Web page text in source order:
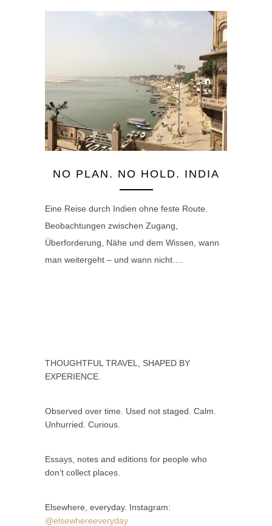
NO PLAN. NO HOLD. INDIA
Eine Reise durch Indien ohne feste Route.
Beobachtungen zwischen Zugang,
Überforderung, Nähe und dem Wissen, wann
man weitergeht – und wann nicht.…
THOUGHTFUL TRAVEL, SHAPED BY
EXPERIENCE.
Observed over time. Used not staged. Calm.
Unhurried. Curious.
Essays, notes and editions for people who
don’t collect places.
Elsewhere, everyday. Instagram:
@elsewhereeveryday